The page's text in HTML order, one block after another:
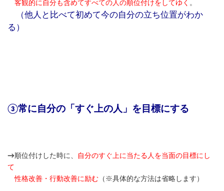
客観的に自分も含めてすべての人の順位付けをしてゆく 。
（他人と比べて初めて今の自分の立ち位置がわか
る）
③常に自分の「すぐ上の人」を目標にする
→順位付けした時に、
自分のすぐ上に当たる人を当面の目標にし
て
性格改善・行動改善に励む （※具体的な方法は省略します）